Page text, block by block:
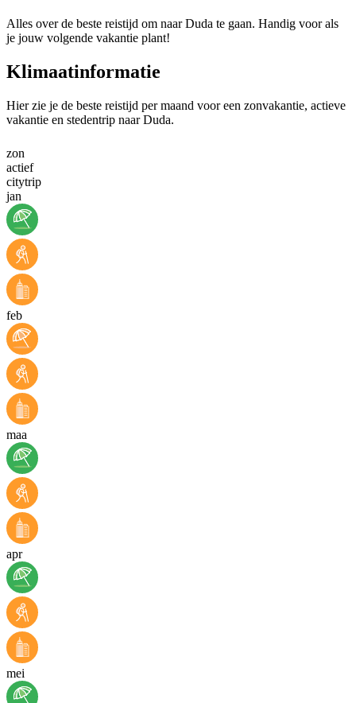
Alles over de beste reistijd om naar Duda te gaan. Handig voor als
je jouw volgende vakantie plant!
Klimaatinformatie
Hier zie je de beste reistijd per maand voor een zonvakantie, actieve
vakantie en stedentrip naar Duda.
zon
actief
citytrip
jan
feb
maa
apr
mei